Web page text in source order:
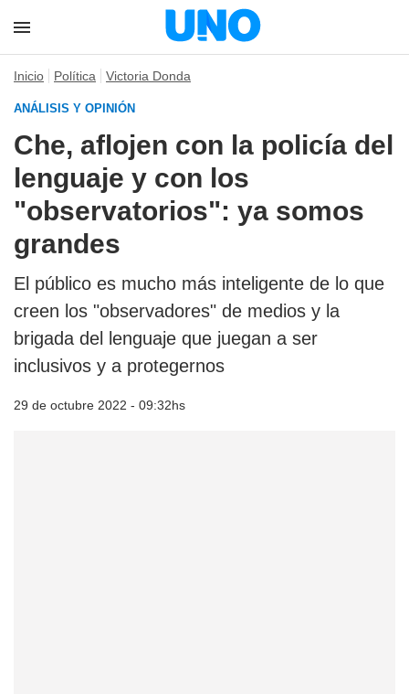
Inicio Política Victoria Donda
ANÁLISIS Y OPINIÓN
Che, aflojen con la policía del
lenguaje y con los
"observatorios": ya somos
grandes
El público es mucho más inteligente de lo que
creen los "observadores" de medios y la
brigada del lenguaje que juegan a ser
inclusivos y a protegernos
29 de octubre 2022 - 09:32hs